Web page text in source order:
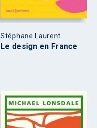
Stéphane Laurent
Le design en France